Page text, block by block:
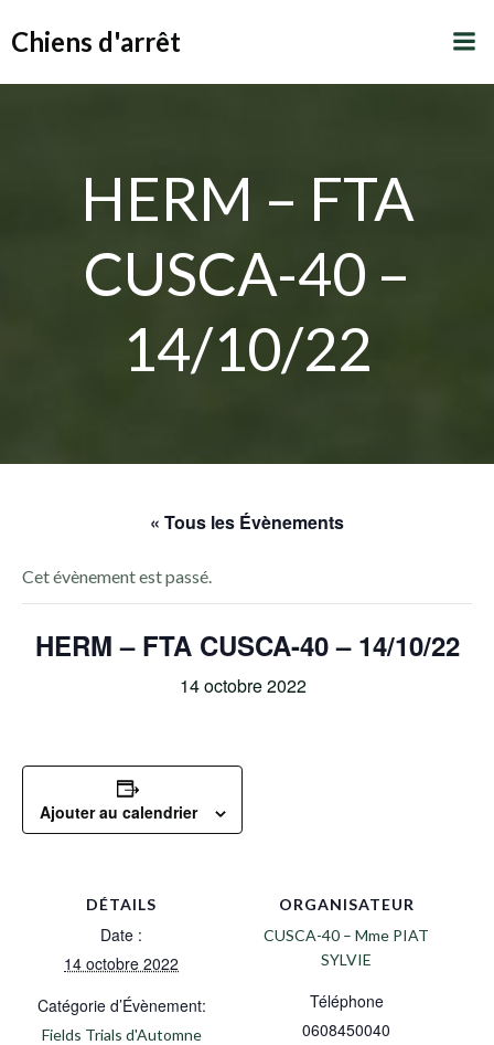
Chiens d'arrêt
HERM – FTA
CUSCA-40 –
14/10/22
« Tous les Évènements
Cet évènement est passé.
HERM – FTA CUSCA-40 – 14/10/22
14 octobre 2022
Ajouter au calendrier
DÉTAILS
Date :
14 octobre 2022
Catégorie d’Évènement:
Fields Trials d'Automne
ORGANISATEUR
CUSCA-40 – Mme PIAT
SYLVIE
Téléphone
0608450040